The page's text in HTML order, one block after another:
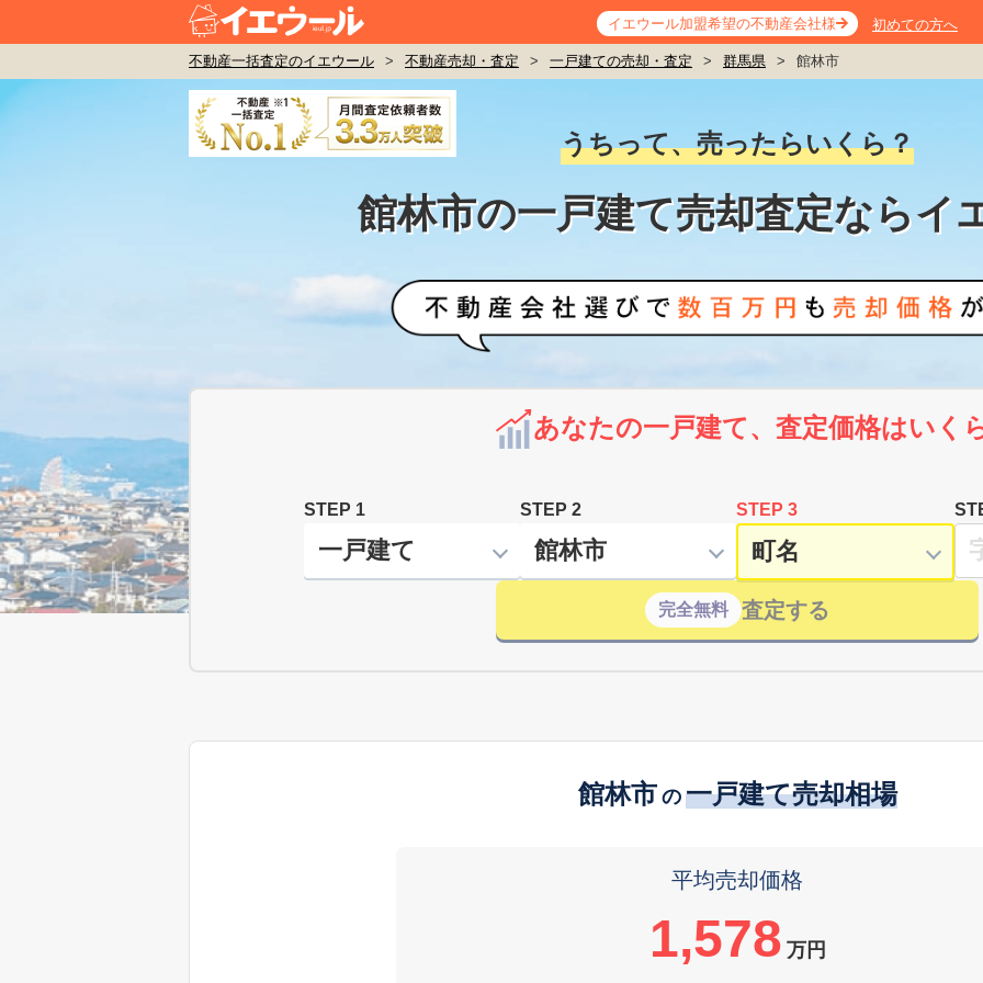
イエウール加盟希望の不動産会社様 初めての方へ
不動産一括査定のイエウール > 不動産売却・査定 > 一戸建ての売却・査定 > 群馬県 > 館林市
うちって、売ったらいくら？
館林市の一戸建て売却査定ならイ
あなたの一戸建て、査定価格はいく
STEP 1 STEP 2 STEP 3
完全無料 査定する
館林市 の 一戸建て売却相場
平均売却価格
1,578 万円